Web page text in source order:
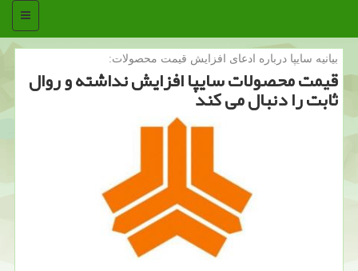
منو
بیانیه سایپا درباره ادعای افزایش قیمت محصولات:
قیمت محصولات سایپا افزایش نداشته و روال
ثابت را دنبال می كند